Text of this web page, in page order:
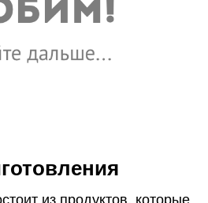
из продуктов, которые